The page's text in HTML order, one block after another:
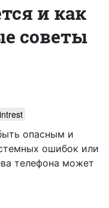
и как
советы
опасным и
ошибок или
телефона может